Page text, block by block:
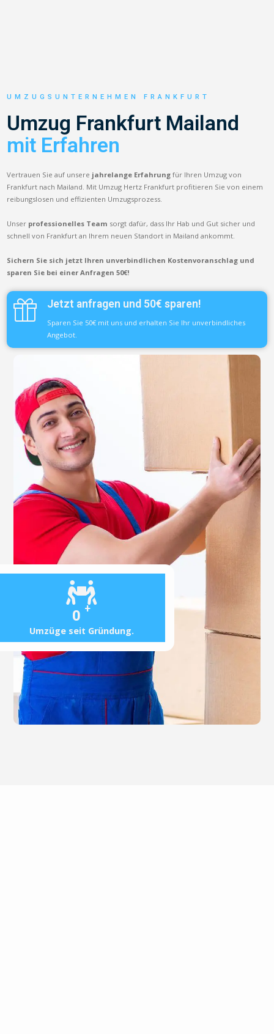
0 +
Umzüge seit Gründung.
UMZUGSUNTERNEHMEN FRANKFURT
Umzug Frankfurt Mailand
mit Erfahren
Vertrauen Sie auf unsere jahrelange Erfahrung für Ihren Umzug von
Frankfurt nach Mailand. Mit Umzug Hertz Frankfurt profitieren Sie von einem
reibungslosen und effizienten Umzugsprozess.
Unser professionelles Team sorgt dafür, dass Ihr Hab und Gut sicher und
schnell von Frankfurt an Ihrem neuen Standort in Mailand ankommt.
Sichern Sie sich jetzt Ihren unverbindlichen Kostenvoranschlag und
sparen Sie bei einer Anfragen 50€!
Jetzt anfragen und 50€ sparen!
Sparen Sie 50€ mit uns und erhalten Sie Ihr unverbindliches
Angebot.